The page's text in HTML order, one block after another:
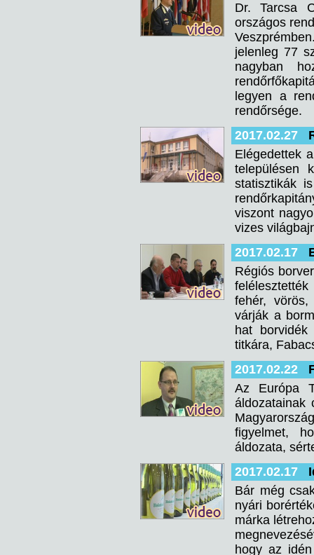
Dr. Tarcsa
országos
jelenleg 77
nagyban
legyen a
rendőrsége.
2017.02.27
Elégedettek
településen
statisztikák
viszont
vizes
2017.02.17
Régiós
fehér,
várják a
hat borvidék
titkára,
2017.02.22
Az Európa
áldozatainak
figyelmet,
áldozata,
2017.02.17
Bár még
nyári
márka
hogy az